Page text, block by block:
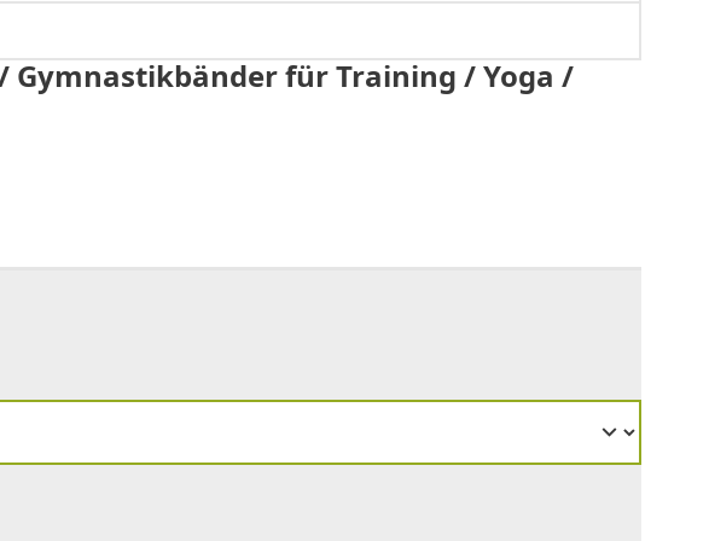
Gymnastikbänder für Training / Yoga /